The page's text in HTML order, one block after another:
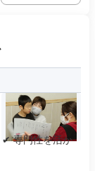
✔ 専門性を活か